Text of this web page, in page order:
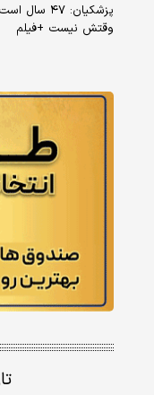
پزشکیان:
وقتش نیست +فیلم